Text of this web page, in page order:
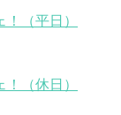
（平日）
（休日）